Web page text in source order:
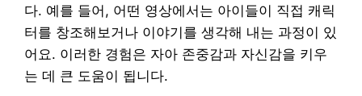
다. 예를 들어, 어떤 영상에서는 아이들이 직접 캐릭
터를 창조해보거나 이야기를 생각해 내는 과정이 있
어요. 이러한 경험은 자아 존중감과 자신감을 키우
는 데 큰 도움이 됩니다.